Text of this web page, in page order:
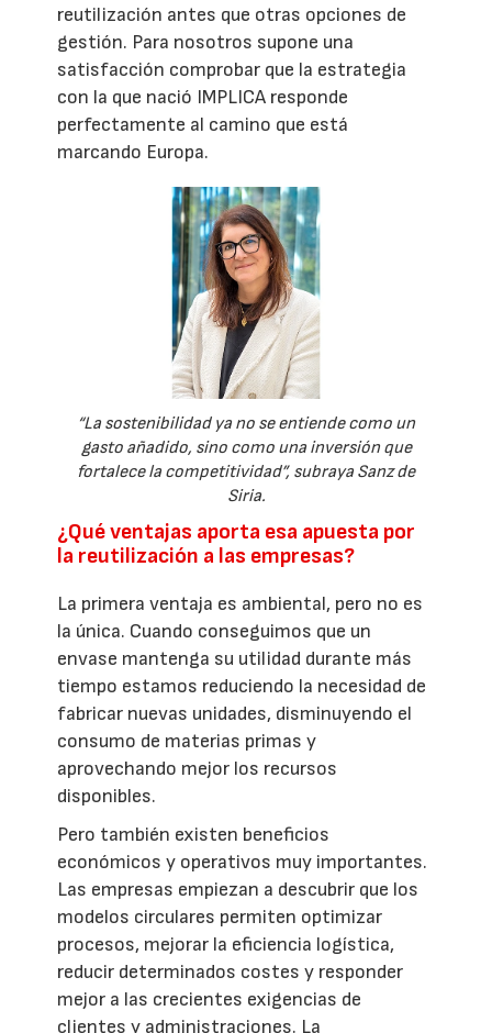
reutilización antes que otras opciones de
gestión. Para nosotros supone una
satisfacción comprobar que la estrategia
con la que nació IMPLICA responde
perfectamente al camino que está
marcando Europa.
“La sostenibilidad ya no se entiende como un
gasto añadido, sino como una inversión que
fortalece la competitividad”, subraya Sanz de
Siria.
¿Qué ventajas aporta esa apuesta por
la reutilización a las empresas?
La primera ventaja es ambiental, pero no es
la única. Cuando conseguimos que un
envase mantenga su utilidad durante más
tiempo estamos reduciendo la necesidad de
fabricar nuevas unidades, disminuyendo el
consumo de materias primas y
aprovechando mejor los recursos
disponibles.
Pero también existen beneficios
económicos y operativos muy importantes.
Las empresas empiezan a descubrir que los
modelos circulares permiten optimizar
procesos, mejorar la eficiencia logística,
reducir determinados costes y responder
mejor a las crecientes exigencias de
clientes y administraciones. La